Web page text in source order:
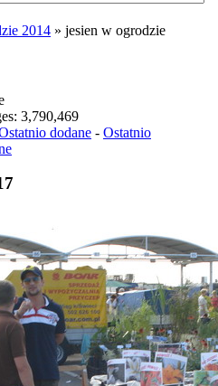
2014 » jesien w ogrodzie
3,790,469
dodane - Ostatnio